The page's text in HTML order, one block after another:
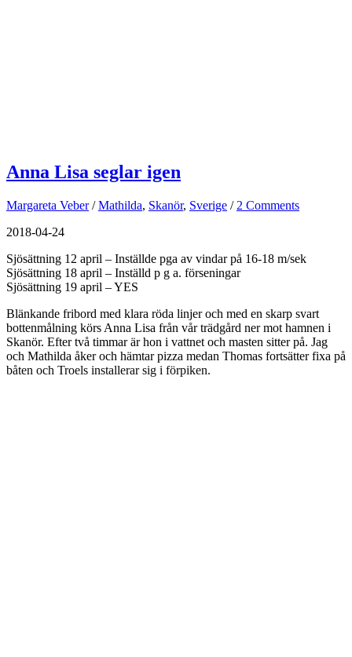
Anna Lisa seglar igen
Margareta Veber / Mathilda, Skanör, Sverige / 2 Comments
2018-04-24
Sjösättning 12 april – Inställde pga av vindar på 16-18 m/sek
Sjösättning 18 april – Inställd p g a. förseningar
Sjösättning 19 april – YES
Blänkande fribord med klara röda linjer och med en skarp svart
bottenmålning körs Anna Lisa från vår trädgård ner mot hamnen i
Skanör. Efter två timmar är hon i vattnet och masten sitter på. Jag
och Mathilda åker och hämtar pizza medan Thomas fortsätter fixa på
båten och Troels installerar sig i förpiken.